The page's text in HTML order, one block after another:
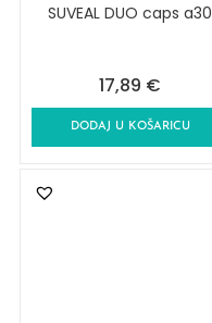
SUVEAL DUO caps a30
17,89 €
DODAJ U KOŠARICU